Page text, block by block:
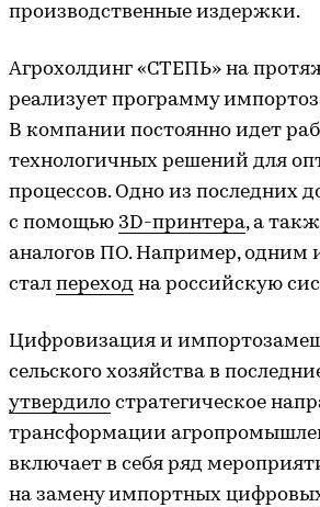
производственные издержки.
Агрохолдинг «СТЕПЬ» на
реализует программу
В компании постоянно идет
технологичных решений для
процессов. Одно из последних
с помощью 3D-принтера, а
аналогов ПО. Например, одним
стал переход на российскую
Цифровизация и
сельского хозяйства в
утвердило стратегическое
трансформации
включает в себя ряд
на замену импортных